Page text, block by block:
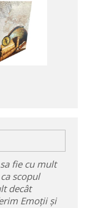
fie cu mult
scopul
decât
Emoții și